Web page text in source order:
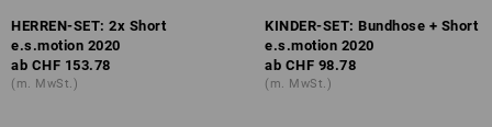
HERREN-SET: 2x Short
e.s.motion 2020
ab CHF 153.78
(m. MwSt.)
KINDER-SET: Bundhose + Short
e.s.motion 2020
ab CHF 98.78
(m. MwSt.)